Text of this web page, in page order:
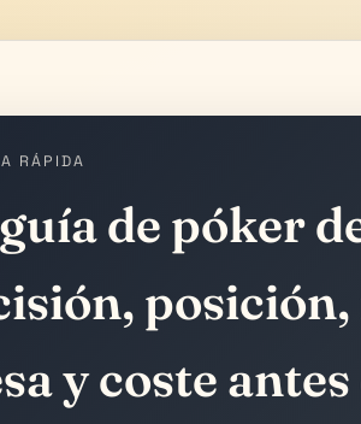
RÁPIDA
de póker
y coste